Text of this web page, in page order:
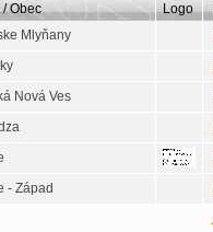
/ Obec Logo
Mlyňany
Nová Ves
- Západ